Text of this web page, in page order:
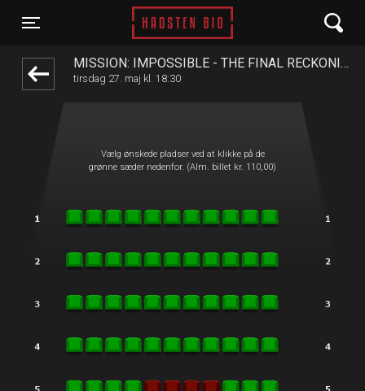
Toggle navigation
Hadsten Bio
MISSION: IMPOSSIBLE - THE FINAL RECKONING
tirsdag 27. maj kl. 18:30
Vælg ønskede pladser ved at klikke på de
grønne sæder nedenfor. (Alm. billet kr. 110,00)
front05-temp 010327